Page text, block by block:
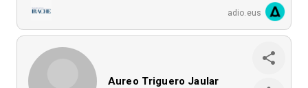
adio.eus
Aureo Triguero Jaular